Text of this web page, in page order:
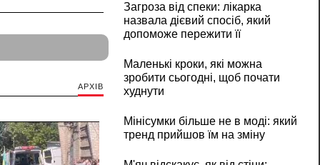
АРХІВ
Загроза від спеки: лікарка
назвала дієвий спосіб, який
допоможе пережити її
Маленькі кроки, які можна
зробити сьогодні, щоб почати
худнути
Мінісумки більше не в моді: який
тренд прийшов їм на зміну